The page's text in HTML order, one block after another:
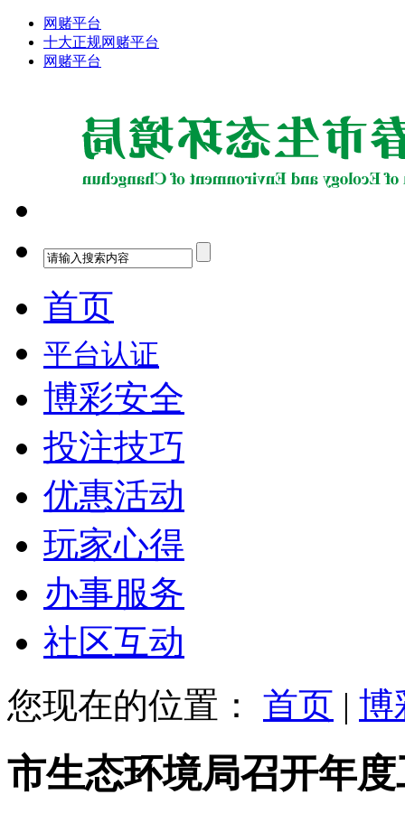
网赌平台
十大正规网赌平台
网赌平台
首页
平台认证
博彩安全
投注技巧
优惠活动
玩家心得
办事服务
社区互动
您现在的位置： 首页 | 博
市生态环境局召开年